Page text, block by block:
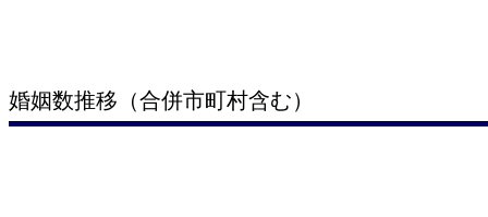
婚姻数推移（合併市町村含む）